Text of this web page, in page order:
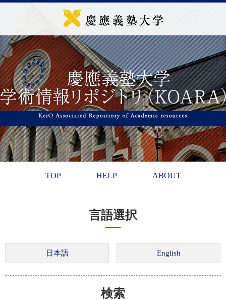
TOP HELP ABOUT
言語選択
検索